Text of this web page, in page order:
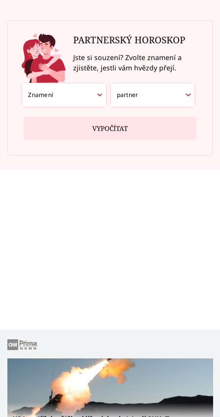
PARTNERSKÝ HOROSKOP
Jste si souzení? Zvolte znamení a
zjistěte, jestli vám hvězdy přejí.
VYPOČÍTAT